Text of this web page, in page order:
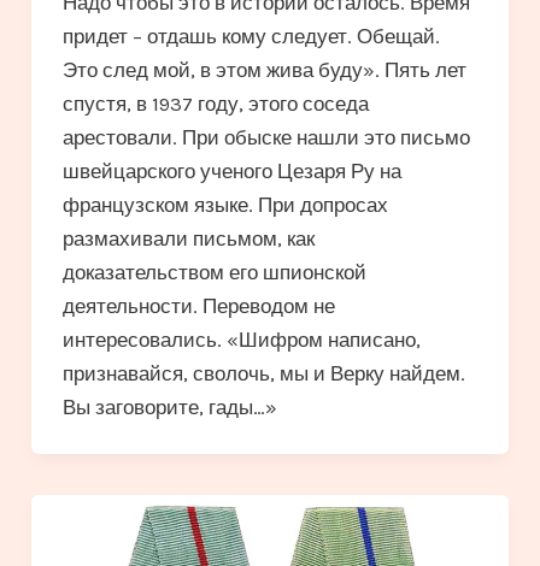
придет – отдашь кому следует. Обещай.
Это след мой, в этом жива буду». Пять лет
спустя, в 1937 году, этого соседа
арестовали. При обыске нашли это письмо
швейцарского ученого Цезаря Ру на
французском языке. При допросах
размахивали письмом, как
доказательством его шпионской
деятельности. Переводом не
интересовались. «Шифром написано,
признавайся, сволочь, мы и Верку найдем.
Вы заговорите, гады…»